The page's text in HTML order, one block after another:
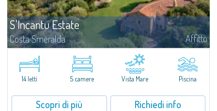
S'Incantu Estate
Costa Smeralda Affitto
S'Incantu Estate gode di una posizione privilegiata alle porte della Costa
Smeralda, ideale per chi desidera la comodità di una location strategia
senza rinunciare ad avere i migliori servizi sempre a portata di mano...
14 letti 5 camere Vista Mare Piscina
Scopri di più Richiedi info